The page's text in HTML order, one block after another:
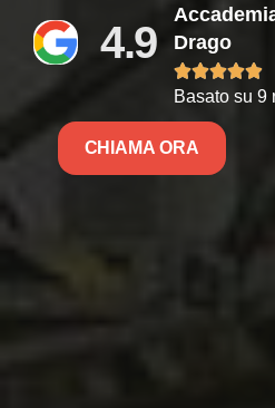
4.9
Drago

Basato su 9
CHIAMA ORA